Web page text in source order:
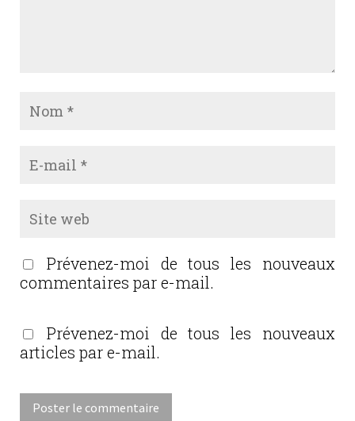
Prévenez-moi de tous les nouveaux
commentaires par e-mail.
Prévenez-moi de tous les nouveaux
articles par e-mail.